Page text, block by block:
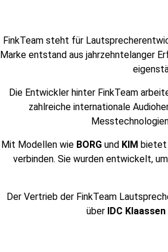
FinkTeam steht für
Marke entstand aus jahrzehntelanger
Die Entwickler hinter FinkTeam
zahlreiche internationale
Mit Modellen wie BORGund KIM bietet
verbinden. Sie wurden entwickelt,
Der Vertrieb der FinkTeam
über IDC Klaassen